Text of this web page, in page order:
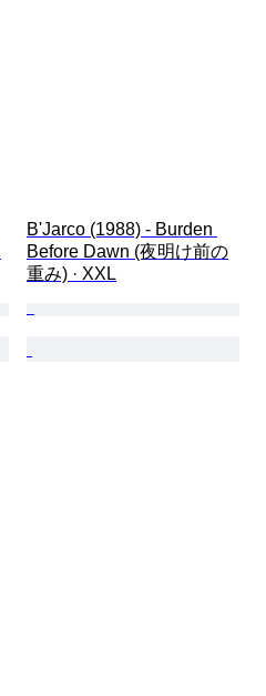
B'Jarco (1988) - Burden
Before Dawn (夜明け前の
重み) · XXL